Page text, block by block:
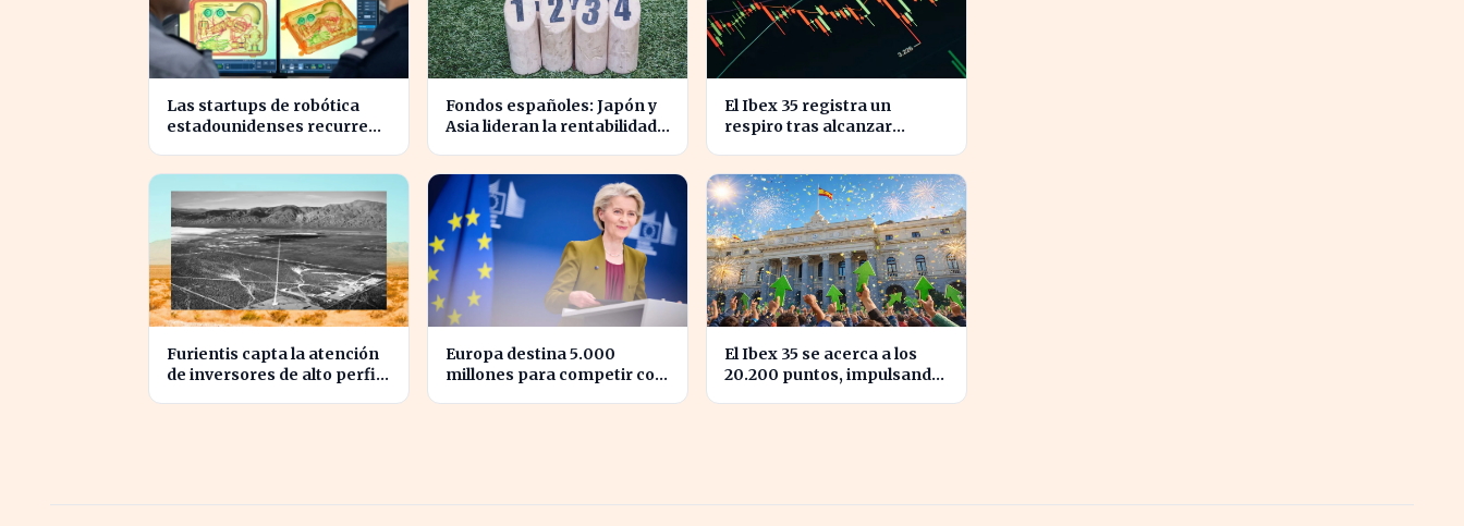
Las startups de robótica
estadounidenses recurren
Fondos españoles: Japón y
Asia lideran la rentabilidad
El Ibex 35 registra un
respiro tras alcanzar
Furientis capta la atención
de inversores de alto perfil
Europa destina 5.000
millones para competir con
El Ibex 35 se acerca a los
20.200 puntos, impulsando